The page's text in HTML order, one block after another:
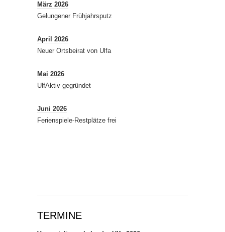
März 2026
Gelungener Frühjahrsputz
April 2026
Neuer Ortsbeirat von Ulfa
Mai 2026
UlfAktiv gegründet
Juni 2026
Ferienspiele-Restplätze frei
TERMINE